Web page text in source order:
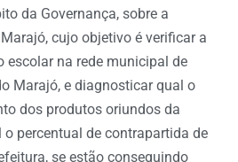
da Governança, sobre a
cujo objetivo é verificar a
na rede municipal de
Marajó, e diagnosticar qual o
dos produtos oriundos da
percentual de contrapartida de
se estão conseguindo